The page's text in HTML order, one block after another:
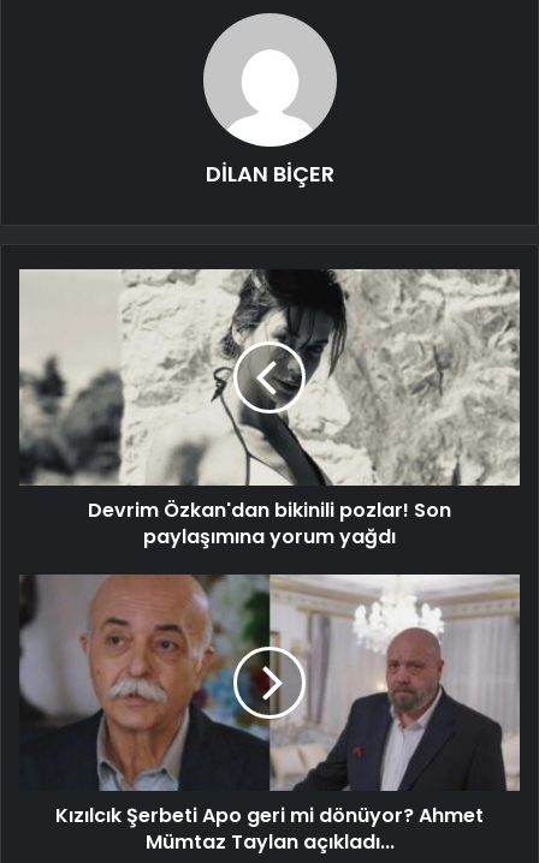
DİLAN BİÇER
Devrim Özkan'dan bikinili pozlar! Son
paylaşımına yorum yağdı
Kızılcık Şerbeti Apo geri mi dönüyor? Ahmet
Mümtaz Taylan açıkladı...